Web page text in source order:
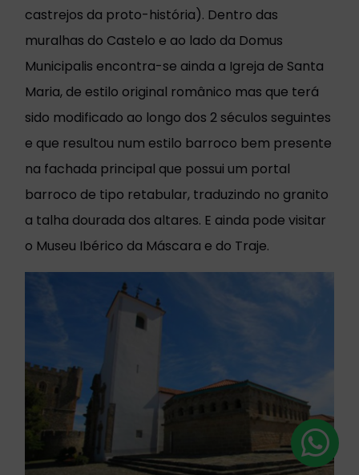
castrejos da proto-história). Dentro das
muralhas do Castelo e ao lado da Domus
Municipalis encontra-se ainda a Igreja de Santa
Maria, de estilo original românico mas que terá
sido modificado ao longo dos 2 séculos seguintes
e que resultou num estilo barroco bem presente
na fachada principal que possui um portal
barroco de tipo retabular, traduzindo no granito
a talha dourada dos altares. E ainda pode visitar
o Museu Ibérico da Máscara e do Traje.